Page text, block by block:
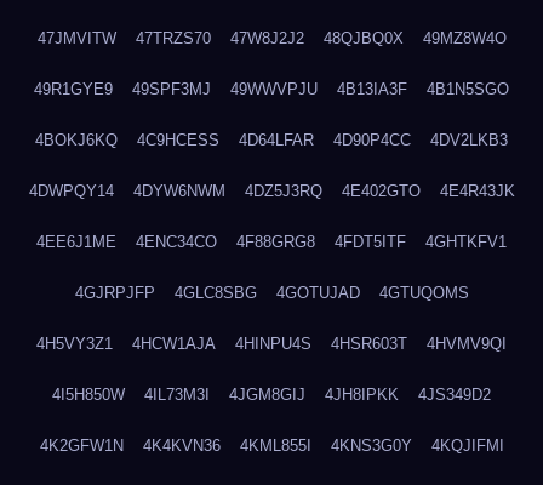
47JMVITW 47TRZS70 47W8J2J2 48QJBQ0X 49MZ8W4O
49R1GYE9 49SPF3MJ 49WWVPJU 4B13IA3F 4B1N5SGO
4BOKJ6KQ 4C9HCESS 4D64LFAR 4D90P4CC 4DV2LKB3
4DWPQY14 4DYW6NWM 4DZ5J3RQ 4E402GTO 4E4R43JK
4EE6J1ME 4ENC34CO 4F88GRG8 4FDT5ITF 4GHTKFV1
4GJRPJFP 4GLC8SBG 4GOTUJAD 4GTUQOMS
4H5VY3Z1 4HCW1AJA 4HINPU4S 4HSR603T 4HVMV9QI
4I5H850W 4IL73M3I 4JGM8GIJ 4JH8IPKK 4JS349D2
4K2GFW1N 4K4KVN36 4KML855I 4KNS3G0Y 4KQJIFMI